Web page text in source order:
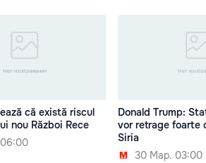
că există riscul
nou Război Rece
Donald Trump:
vor retrage foarte
Siria
30 Мар. 03:00